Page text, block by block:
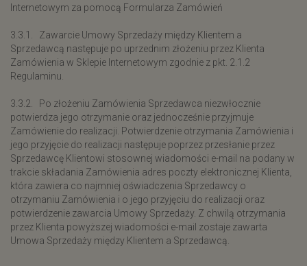
Internetowym za pomocą Formularza Zamówień
3.3.1. Zawarcie Umowy Sprzedaży między Klientem a
Sprzedawcą następuje po uprzednim złożeniu przez Klienta
Zamówienia w Sklepie Internetowym zgodnie z pkt. 2.1.2
Regulaminu.
3.3.2. Po złożeniu Zamówienia Sprzedawca niezwłocznie
potwierdza jego otrzymanie oraz jednocześnie przyjmuje
Zamówienie do realizacji. Potwierdzenie otrzymania Zamówienia i
jego przyjęcie do realizacji następuje poprzez przesłanie przez
Sprzedawcę Klientowi stosownej wiadomości e-mail na podany w
trakcie składania Zamówienia adres poczty elektronicznej Klienta,
która zawiera co najmniej oświadczenia Sprzedawcy o
otrzymaniu Zamówienia i o jego przyjęciu do realizacji oraz
potwierdzenie zawarcia Umowy Sprzedaży. Z chwilą otrzymania
przez Klienta powyższej wiadomości e-mail zostaje zawarta
Umowa Sprzedaży między Klientem a Sprzedawcą.